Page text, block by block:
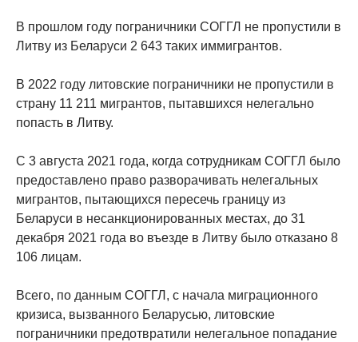
В прошлом году пограничники СОГГЛ не пропустили в
Литву из Беларуси 2 643 таких иммигрантов.
В 2022 году литовские пограничники не пропустили в
страну 11 211 мигрантов, пытавшихся нелегально
попасть в Литву.
С 3 августа 2021 года, когда сотрудникам СОГГЛ было
предоставлено право разворачивать нелегальных
мигрантов, пытающихся пересечь границу из
Беларуси в несанкционированных местах, до 31
декабря 2021 года во въезде в Литву было отказано 8
106 лицам.
Всего, по данным СОГГЛ, с начала миграционного
кризиса, вызванного Беларусью, литовские
пограничники предотвратили нелегальное попадание